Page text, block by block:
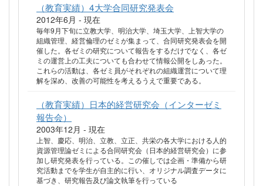
（教育実績）4大学合同研究発表会
2012年6月 - 現在
毎年9月下旬に立教大学、明治大学、埼玉大学、上智大学の
組織管理、経営倫理のゼミが集まって、合同研究発表会を開
催した。各ゼミの研究について報告をするだけでなく、各ゼ
ミの運営上の工夫についても合わせて情報公開をしあった。
これらの活動は、各ゼミ員がそれぞれの組織運営について理
解を深め、改善の可能性を考えるうえで重要である。
（教育実績）日本的経営研究会（インターゼミ
報告会）
2003年12月 - 現在
上智、慶応、明治、立教、立正、共栄の各大学における人的
資源管理論ゼミによる合同研究会（日本的経営研究会）に参
加し研究発表を行っている。この催しでは企画・準備から研
究活動までを学生が自主的に行い、オリジナル調査データに
基づき、研究報告及び論文執筆を行っている